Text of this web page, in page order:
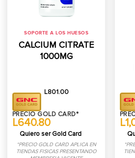
SOPORTE A LOS HUESOS
CALCIUM CITRATE
1000MG
L801.00
PRECIO GOLD CARD*
L640.80
Quiero ser Gold Card
*PRECIO GOLD CARD APLICA EN
TIENDAS FISICAS PRESENTANDO